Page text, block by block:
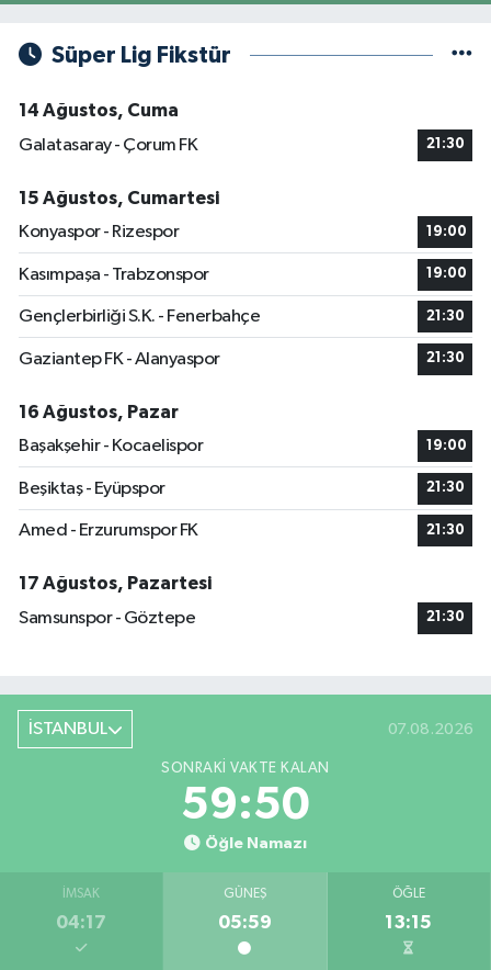
Süper Lig Fikstür
14 Ağustos, Cuma
Galatasaray - Çorum FK
21:30
15 Ağustos, Cumartesi
Konyaspor - Rizespor
19:00
Kasımpaşa - Trabzonspor 19:00
Gençlerbirliği S.K. - Fenerbahçe 21:30
Gaziantep FK - Alanyaspor 21:30
16 Ağustos, Pazar
Başakşehir - Kocaelispor
19:00
Beşiktaş - Eyüpspor 21:30
Amed - Erzurumspor FK 21:30
17 Ağustos, Pazartesi
Samsunspor - Göztepe
21:30
İSTANBUL 07.08.2026
SONRAKI VAKTE KALAN
59:49
Öğle Namazı
İMSAK
04:17
GÜNEŞ
05:59
ÖĞLE
13:15